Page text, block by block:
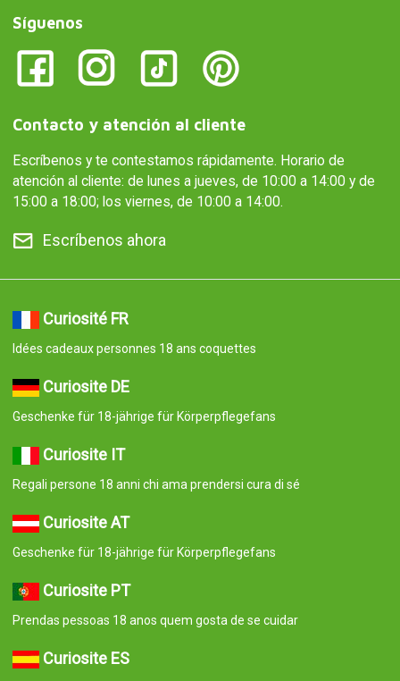
Síguenos
Contacto y atención al cliente
Escríbenos y te contestamos rápidamente. Horario de
atención al cliente: de lunes a jueves, de 10:00 a 14:00 y de
15:00 a 18:00; los viernes, de 10:00 a 14:00.
Escríbenos ahora
Curiosité FR
Idées cadeaux personnes 18 ans coquettes
Curiosite DE
Geschenke für 18-jährige für Körperpflegefans
Curiosite IT
Regali persone 18 anni chi ama prendersi cura di sé
Curiosite AT
Geschenke für 18-jährige für Körperpflegefans
Curiosite PT
Prendas pessoas 18 anos quem gosta de se cuidar
Curiosite ES